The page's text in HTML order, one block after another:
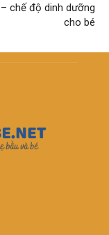
chế độ dinh dưỡng
cho bé